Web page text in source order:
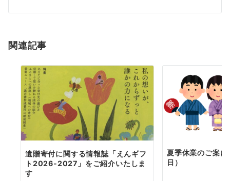
シ
ン
関連記事
遺贈寄付に関する情報誌「えんギフ
ト2026-2027」をご紹介いたしま
す
夏季休業のご案
日）